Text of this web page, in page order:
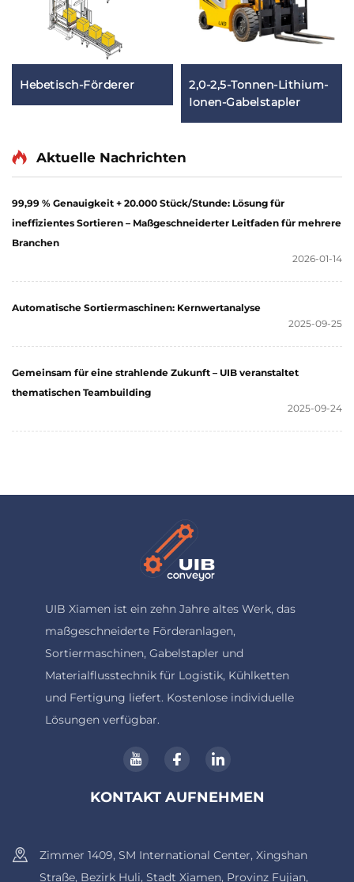
Hebetisch-Förderer
2,0-2,5-Tonnen-Lithium-
Ionen-Gabelstapler
Aktuelle Nachrichten
99,99 % Genauigkeit + 20.000 Stück/Stunde: Lösung für
ineffizientes Sortieren – Maßgeschneiderter Leitfaden für mehrere
Branchen
2026-01-14
Automatische Sortiermaschinen: Kernwertanalyse
2025-09-25
Gemeinsam für eine strahlende Zukunft – UIB veranstaltet
thematischen Teambuilding
2025-09-24
UIB Xiamen ist ein zehn Jahre altes Werk, das
maßgeschneiderte Förderanlagen,
Sortiermaschinen, Gabelstapler und
Materialflusstechnik für Logistik, Kühlketten
und Fertigung liefert. Kostenlose individuelle
Lösungen verfügbar.
KONTAKT AUFNEHMEN
Zimmer 1409, SM International Center, Xingshan
Straße, Bezirk Huli, Stadt Xiamen, Provinz Fujian,